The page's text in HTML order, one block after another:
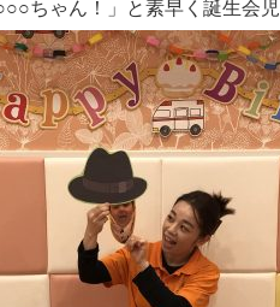
ちゃん！」と素早く誕生会